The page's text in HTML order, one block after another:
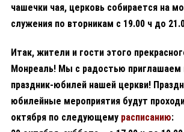
чашечки чая, церковь собирается на
служения по вторникам с 19.00 ч до
Итак, жители и гости этого
Монреаль! Мы с радостью приглашаем
праздник-юбилей нашей церкви!
юбилейные мероприятия будут
октября по следующему расписанию: